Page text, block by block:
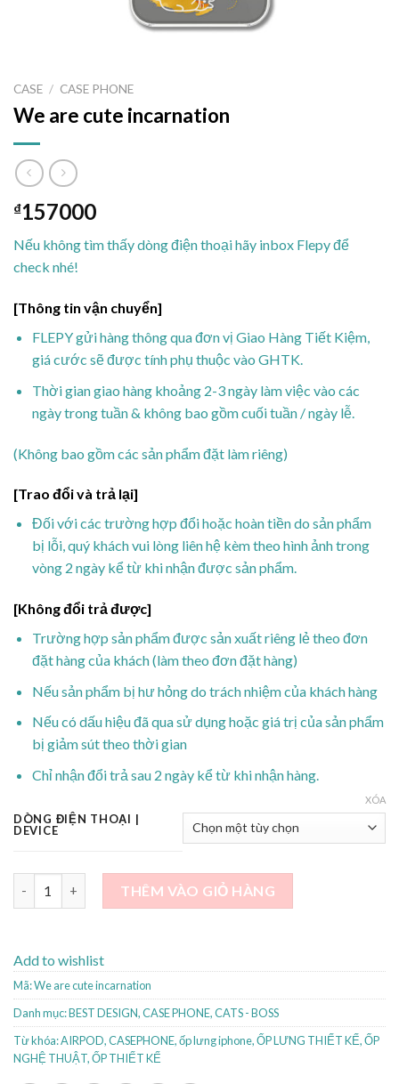
CASE / CASE PHONE
We are cute incarnation
₫157000
Nếu không tìm thấy dòng điện thoại hãy inbox Flepy để
check nhé!
[Thông tin vận chuyển]
FLEPY gửi hàng thông qua đơn vị Giao Hàng Tiết Kiệm,
giá cước sẽ được tính phụ thuộc vào GHTK.
Thời gian giao hàng khoảng 2-3 ngày làm việc vào các
ngày trong tuần & không bao gồm cuối tuần / ngày lễ.
(Không bao gồm các sản phẩm đặt làm riêng)
[Trao đổi và trả lại]
Đối với các trường hợp đổi hoặc hoàn tiền do sản phẩm
bị lỗi, quý khách vui lòng liên hệ kèm theo hình ảnh trong
vòng 2 ngày kể từ khi nhận được sản phẩm.
[Không đổi trả được]
Trường hợp sản phẩm được sản xuất riêng lẻ theo đơn
đặt hàng của khách (làm theo đơn đặt hàng)
Nếu sản phẩm bị hư hỏng do trách nhiệm của khách hàng
Nếu có dấu hiệu đã qua sử dụng hoặc giá trị của sản phẩm
bị giảm sút theo thời gian
Chỉ nhận đổi trả sau 2 ngày kể từ khi nhận hàng.
DÒNG ĐIỆN THOẠI |
DEVICE
XÓA
We are cute incarnation số lượng
THÊM VÀO GIỎ HÀNG
Add to wishlist
Mã:We are cute incarnation
Danh mục:BEST DESIGN,CASE PHONE,CATS - BOSS
Từ khóa:AIRPOD,CASEPHONE,ốp lưng iphone,ỐP LƯNG THIẾT KẾ,ỐP
NGHỆ THUẬT,ỐP THIẾT KẾ